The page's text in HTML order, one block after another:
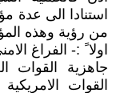
استنادا الى عدة
من رؤية وهذه
اولا ً :- الفراغ
جاهزية القوات
القوات